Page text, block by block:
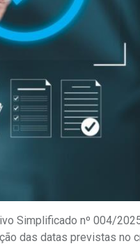
Simplificado nº 004/
das datas previstas no